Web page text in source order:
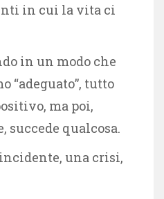
in cui la vita ci
in un modo che
“adeguato”, tutto
ma poi,
qualcosa.
una crisi,